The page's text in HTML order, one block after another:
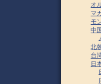
オ
マ
モ
中国
北
台
日